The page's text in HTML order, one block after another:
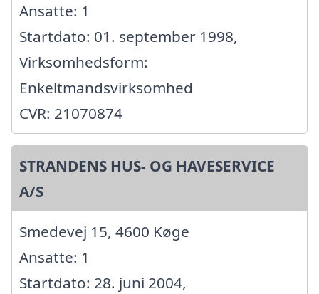
Ansatte: 1
Startdato: 01. september 1998,
Virksomhedsform:
Enkeltmandsvirksomhed
CVR: 21070874
STRANDENS HUS- OG HAVESERVICE
A/S
Smedevej 15, 4600 Køge
Ansatte: 1
Startdato: 28. juni 2004,